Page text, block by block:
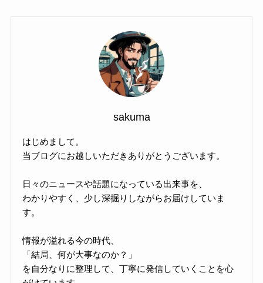
sakuma
はじめまして。
当ブログにお越しいただきありがとうございます。
日々のニュースや話題になっている出来事を、
わかりやすく、少し深掘りしながらお届けしていま
す。
情報が溢れる今の時代、
「結局、何が大事なのか？」
を自分なりに整理して、丁寧に発信していくことを心